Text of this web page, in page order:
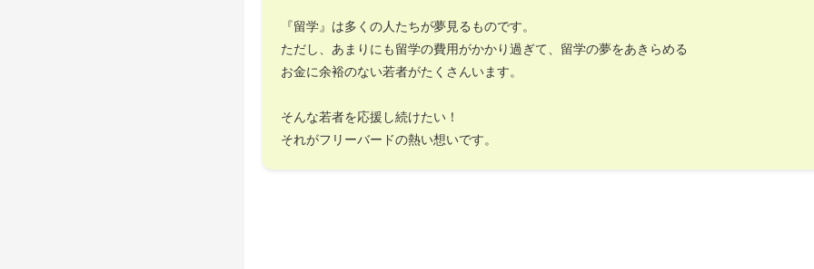
『留学』は多くの人たちが夢見るものです。
ただし、あまりにも留学の費用がかかり過ぎて、留学の夢をあきらめる
お金に余裕のない若者がたくさんいます。
そんな若者を応援し続けたい！
それがフリーバードの熱い想いです。